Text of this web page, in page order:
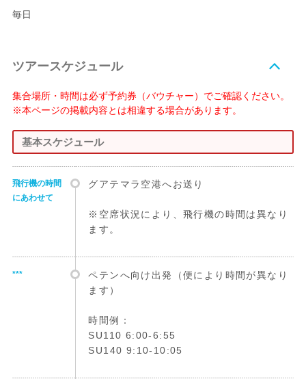
毎日
ツアースケジュール
集合場所・時間は必ず予約券（バウチャー）でご確認ください。
※本ページの掲載内容とは相違する場合があります。
基本スケジュール
飛行機の時間
にあわせて
グアテマラ空港へお送り
※空席状況により、飛行機の時間は異なり
ます。
***
ペテンへ向け出発（便により時間が異なり
ます）
時間例：
SU110 6:00-6:55
SU140 9:10-10:05